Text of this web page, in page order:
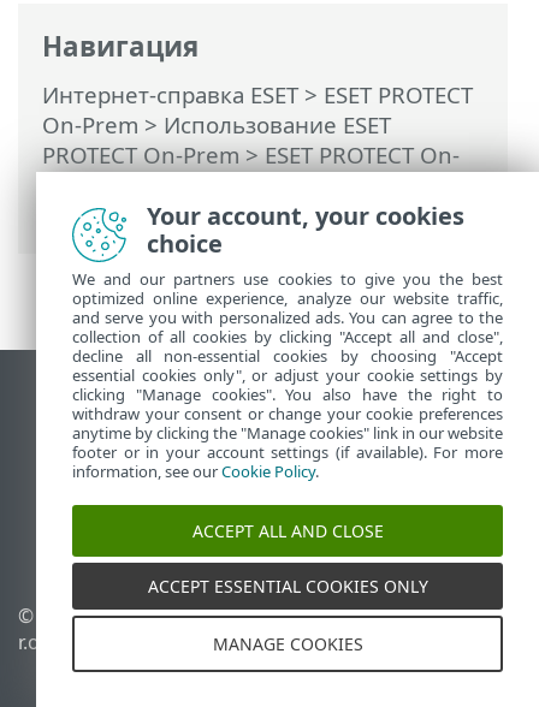
Навигация
Интернет-справка ESET> ESET PROTECT
On-Prem > Использование ESET
PROTECT On-Prem>ESET PROTECT On-
Клиентские задачи> Диагностика
Использовать сайт для ПК
End of Life
База знаний ESET
ESET Status Portal
Региональная поддержка
© 1992 - 2026 ESET, spol. s
r.o. - Все права защищены.
Управлять файлами
Политика в отношении
Your account, your cookies
choice
We and our partners use cookies to give you the best
optimized online experience, analyze our website traffic,
and serve you with personalized ads. You can agree to the
collection of all cookies by clicking "Accept all and close",
decline all non-essential cookies by choosing "Accept
essential cookies only", or adjust your cookie settings by
clicking "Manage cookies". You also have the right to
withdraw your consent or change your cookie preferences
anytime by clicking the "Manage cookies" link in our website
footer or in your account settings (if available). For more
information, see ourCookie Policy.
ACCEPT ALL AND CLOSE
ACCEPT ESSENTIAL COOKIES ONLY
MANAGE COOKIES